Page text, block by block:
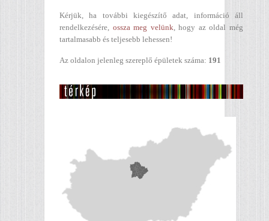
Kérjük, ha további kiegészítő adat, információ áll
rendelkezésére, ossza meg velünk, hogy az oldal még
tartalmasabb és teljesebb lehessen!
Az oldalon jelenleg szereplő épületek száma: 191